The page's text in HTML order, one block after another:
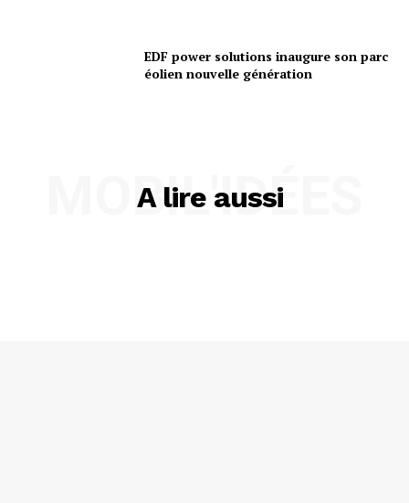
EDF power solutions inaugure son parc
éolien nouvelle génération
A lire aussi
MOBIL'IDÉES